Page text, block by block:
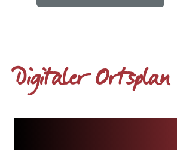
Digitaler Ortsplan